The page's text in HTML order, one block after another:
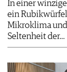
In einer
ein
Mikroklima und
Seltenheit der…